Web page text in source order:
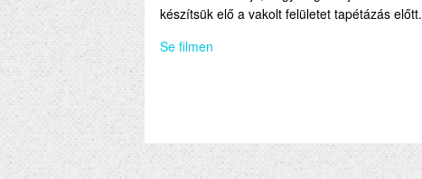
készítsük elő a vakolt felületet tapétázás előtt.
Se filmen